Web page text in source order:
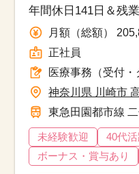
年間休日141日＆残
月額（総額）
正社員
医療事務（受付・
神奈川県 川崎市
東急田園都市線
未経験歓迎
40代
ボーナス・賞与あり